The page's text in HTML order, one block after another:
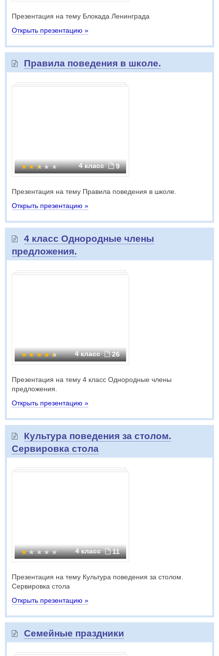
Презентация на тему Блокада Ленинграда
Открыть презентацию »
Правила поведения в школе.
4 класс 9
Презентация на тему Правила поведения в школе.
Открыть презентацию »
4 класс Однородные члены
предложения.
4 класс 26
Презентация на тему 4 класс Однородные члены
предложения.
Открыть презентацию »
Культура поведения за столом.
Сервировка стола
4 класс 11
Презентация на тему Культура поведения за столом.
Сервировка стола
Открыть презентацию »
Семейные праздники